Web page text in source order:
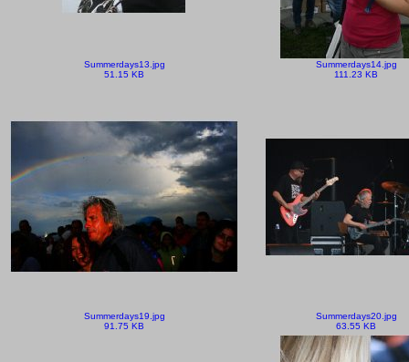
Summerdays13.jpg
51.15 KB
Summerdays14.jpg
111.23 KB
Summerdays19.jpg
91.75 KB
Summerdays20.jpg
63.55 KB